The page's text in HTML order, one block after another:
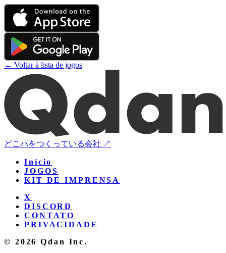
← Voltar à lista de jogos
どこパをつくっている会社 ↗
Início
JOGOS
KIT DE IMPRENSA
X
DISCORD
CONTATO
PRIVACIDADE
© 2026 Qdan Inc.